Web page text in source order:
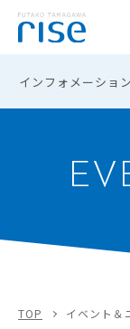
インフォメーション
TOP イベント＆